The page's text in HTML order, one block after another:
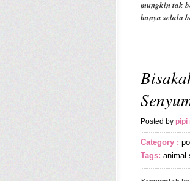
mungkin tak
hanya selalu
Posted by pipi
Category :
Tags: animal